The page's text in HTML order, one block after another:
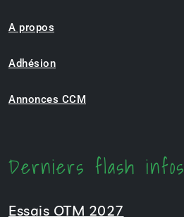
A propos
Adhésion
Annonces CCM
Derniers flash infos
Essais OTM 2027